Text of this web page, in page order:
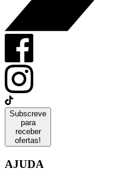
Subscreve
para
receber
ofertas!
AJUDA